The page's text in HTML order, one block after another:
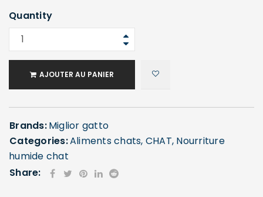
Quantity
AJOUTER AU PANIER
Brands:Miglior gatto
Categories:Aliments chats, CHAT, Nourriture
humide chat
Share: